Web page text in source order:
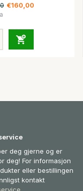
€160,00
deg gjerne og er
deg! For informasjon
eller bestillingen
kontakt